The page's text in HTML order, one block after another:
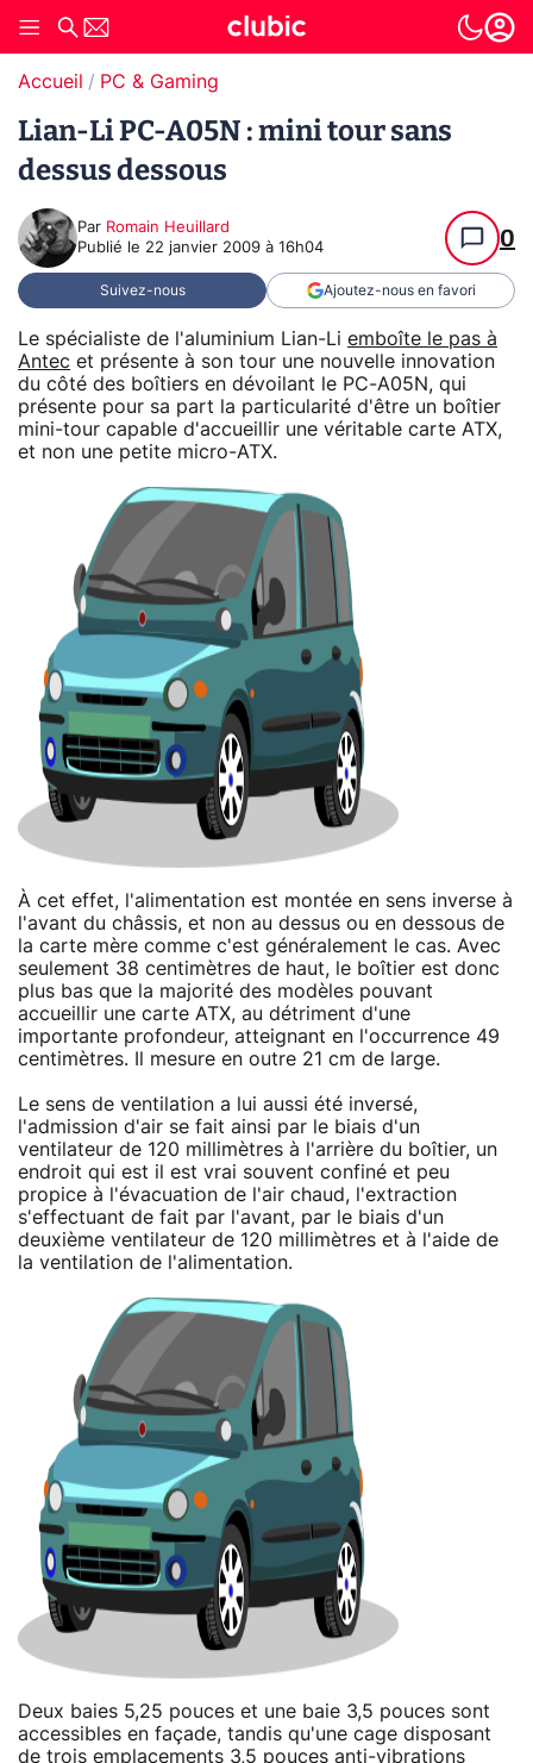
Accueil PC & Gaming
Lian-Li PC-A05N : mini tour sans
dessus dessous
Par Romain Heuillard
Publié le 22 janvier 2009 à 16h04 0
Suivez-nous Ajoutez-nous en favori
Le spécialiste de l'aluminium Lian-Li emboîte le pas à
Antec et présente à son tour une nouvelle innovation
du côté des boîtiers en dévoilant le PC-A05N, qui
présente pour sa part la particularité d'être un boîtier
mini-tour capable d'accueillir une véritable carte ATX,
et non une petite micro-ATX.
À cet effet, l'alimentation est montée en sens inverse à
l'avant du châssis, et non au dessus ou en dessous de
la carte mère comme c'est généralement le cas. Avec
seulement 38 centimètres de haut, le boîtier est donc
plus bas que la majorité des modèles pouvant
accueillir une carte ATX, au détriment d'une
importante profondeur, atteignant en l'occurrence 49
centimètres. Il mesure en outre 21 cm de large.
Le sens de ventilation a lui aussi été inversé,
l'admission d'air se fait ainsi par le biais d'un
ventilateur de 120 millimètres à l'arrière du boîtier, un
endroit qui est il est vrai souvent confiné et peu
propice à l'évacuation de l'air chaud, l'extraction
s'effectuant de fait par l'avant, par le biais d'un
deuxième ventilateur de 120 millimètres et à l'aide de
la ventilation de l'alimentation.
Deux baies 5,25 pouces et une baie 3,5 pouces sont
accessibles en façade, tandis qu'une cage disposant
de trois emplacements 3,5 pouces anti-vibrations